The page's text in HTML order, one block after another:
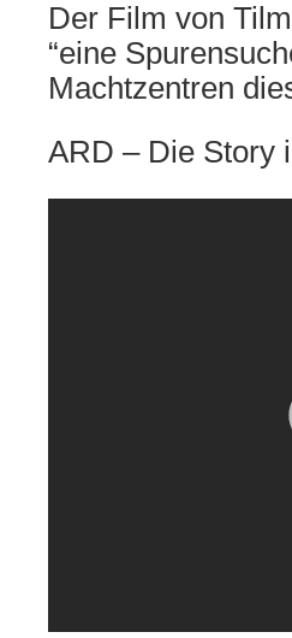
Der Film von
“eine
Machtzentren
ARD – Die Story